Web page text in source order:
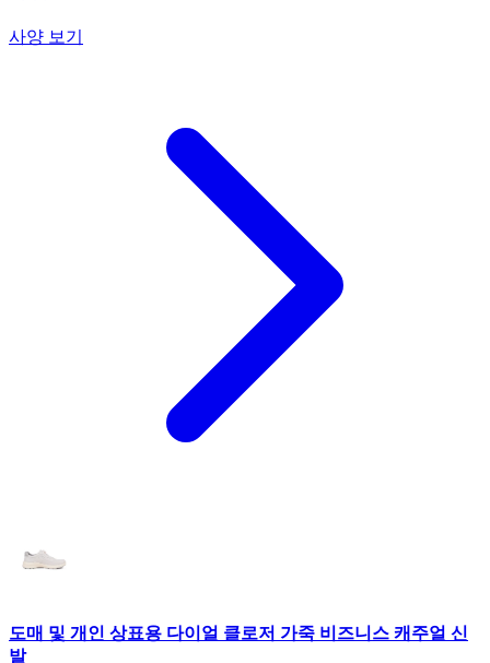
사양 보기
도매 및 개인 상표용 다이얼 클로저 가죽 비즈니스 캐주얼 신
발